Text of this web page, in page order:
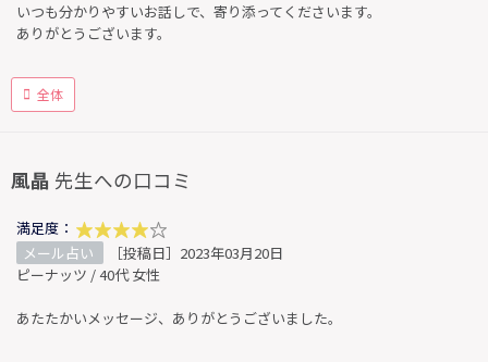
いつも分かりやすいお話しで、寄り添ってくださいます。
ありがとうございます。
全体
風晶 先生への口コミ
満足度：
メール占い
［投稿日］2023年03月20日
ピーナッツ / 40代 女性
あたたかいメッセージ、ありがとうございました。